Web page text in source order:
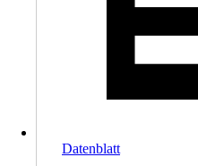
Datenblatt